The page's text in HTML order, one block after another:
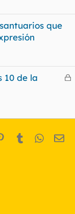
que
C
a
10 de la
Pinterest
Tumblr